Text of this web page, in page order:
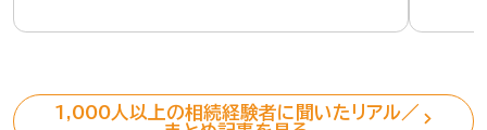
1,000人以上の相続経験者に聞いたリアル／